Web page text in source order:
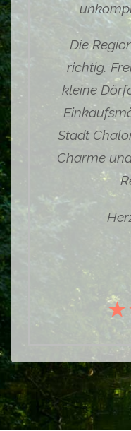
Die
richtig.
kleine
Stadt
Charme